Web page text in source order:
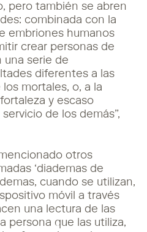
pero también se abren
combinada con la
embriones humanos
crear personas de
una serie de
diferentes a las
mortales, o, a la
y escaso
de los demás”,
otros
‘diademas de
cuando se utilizan,
móvil a través
una lectura de las
persona que las utiliza,